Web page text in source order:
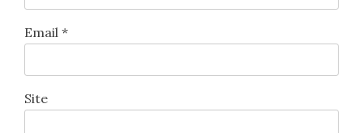
Email *
Site